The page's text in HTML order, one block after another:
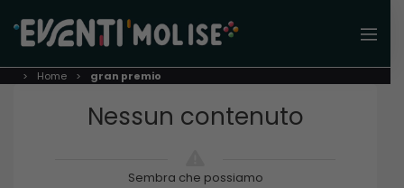
Home gran premio
Nessun contenuto
Sembra che possiamo